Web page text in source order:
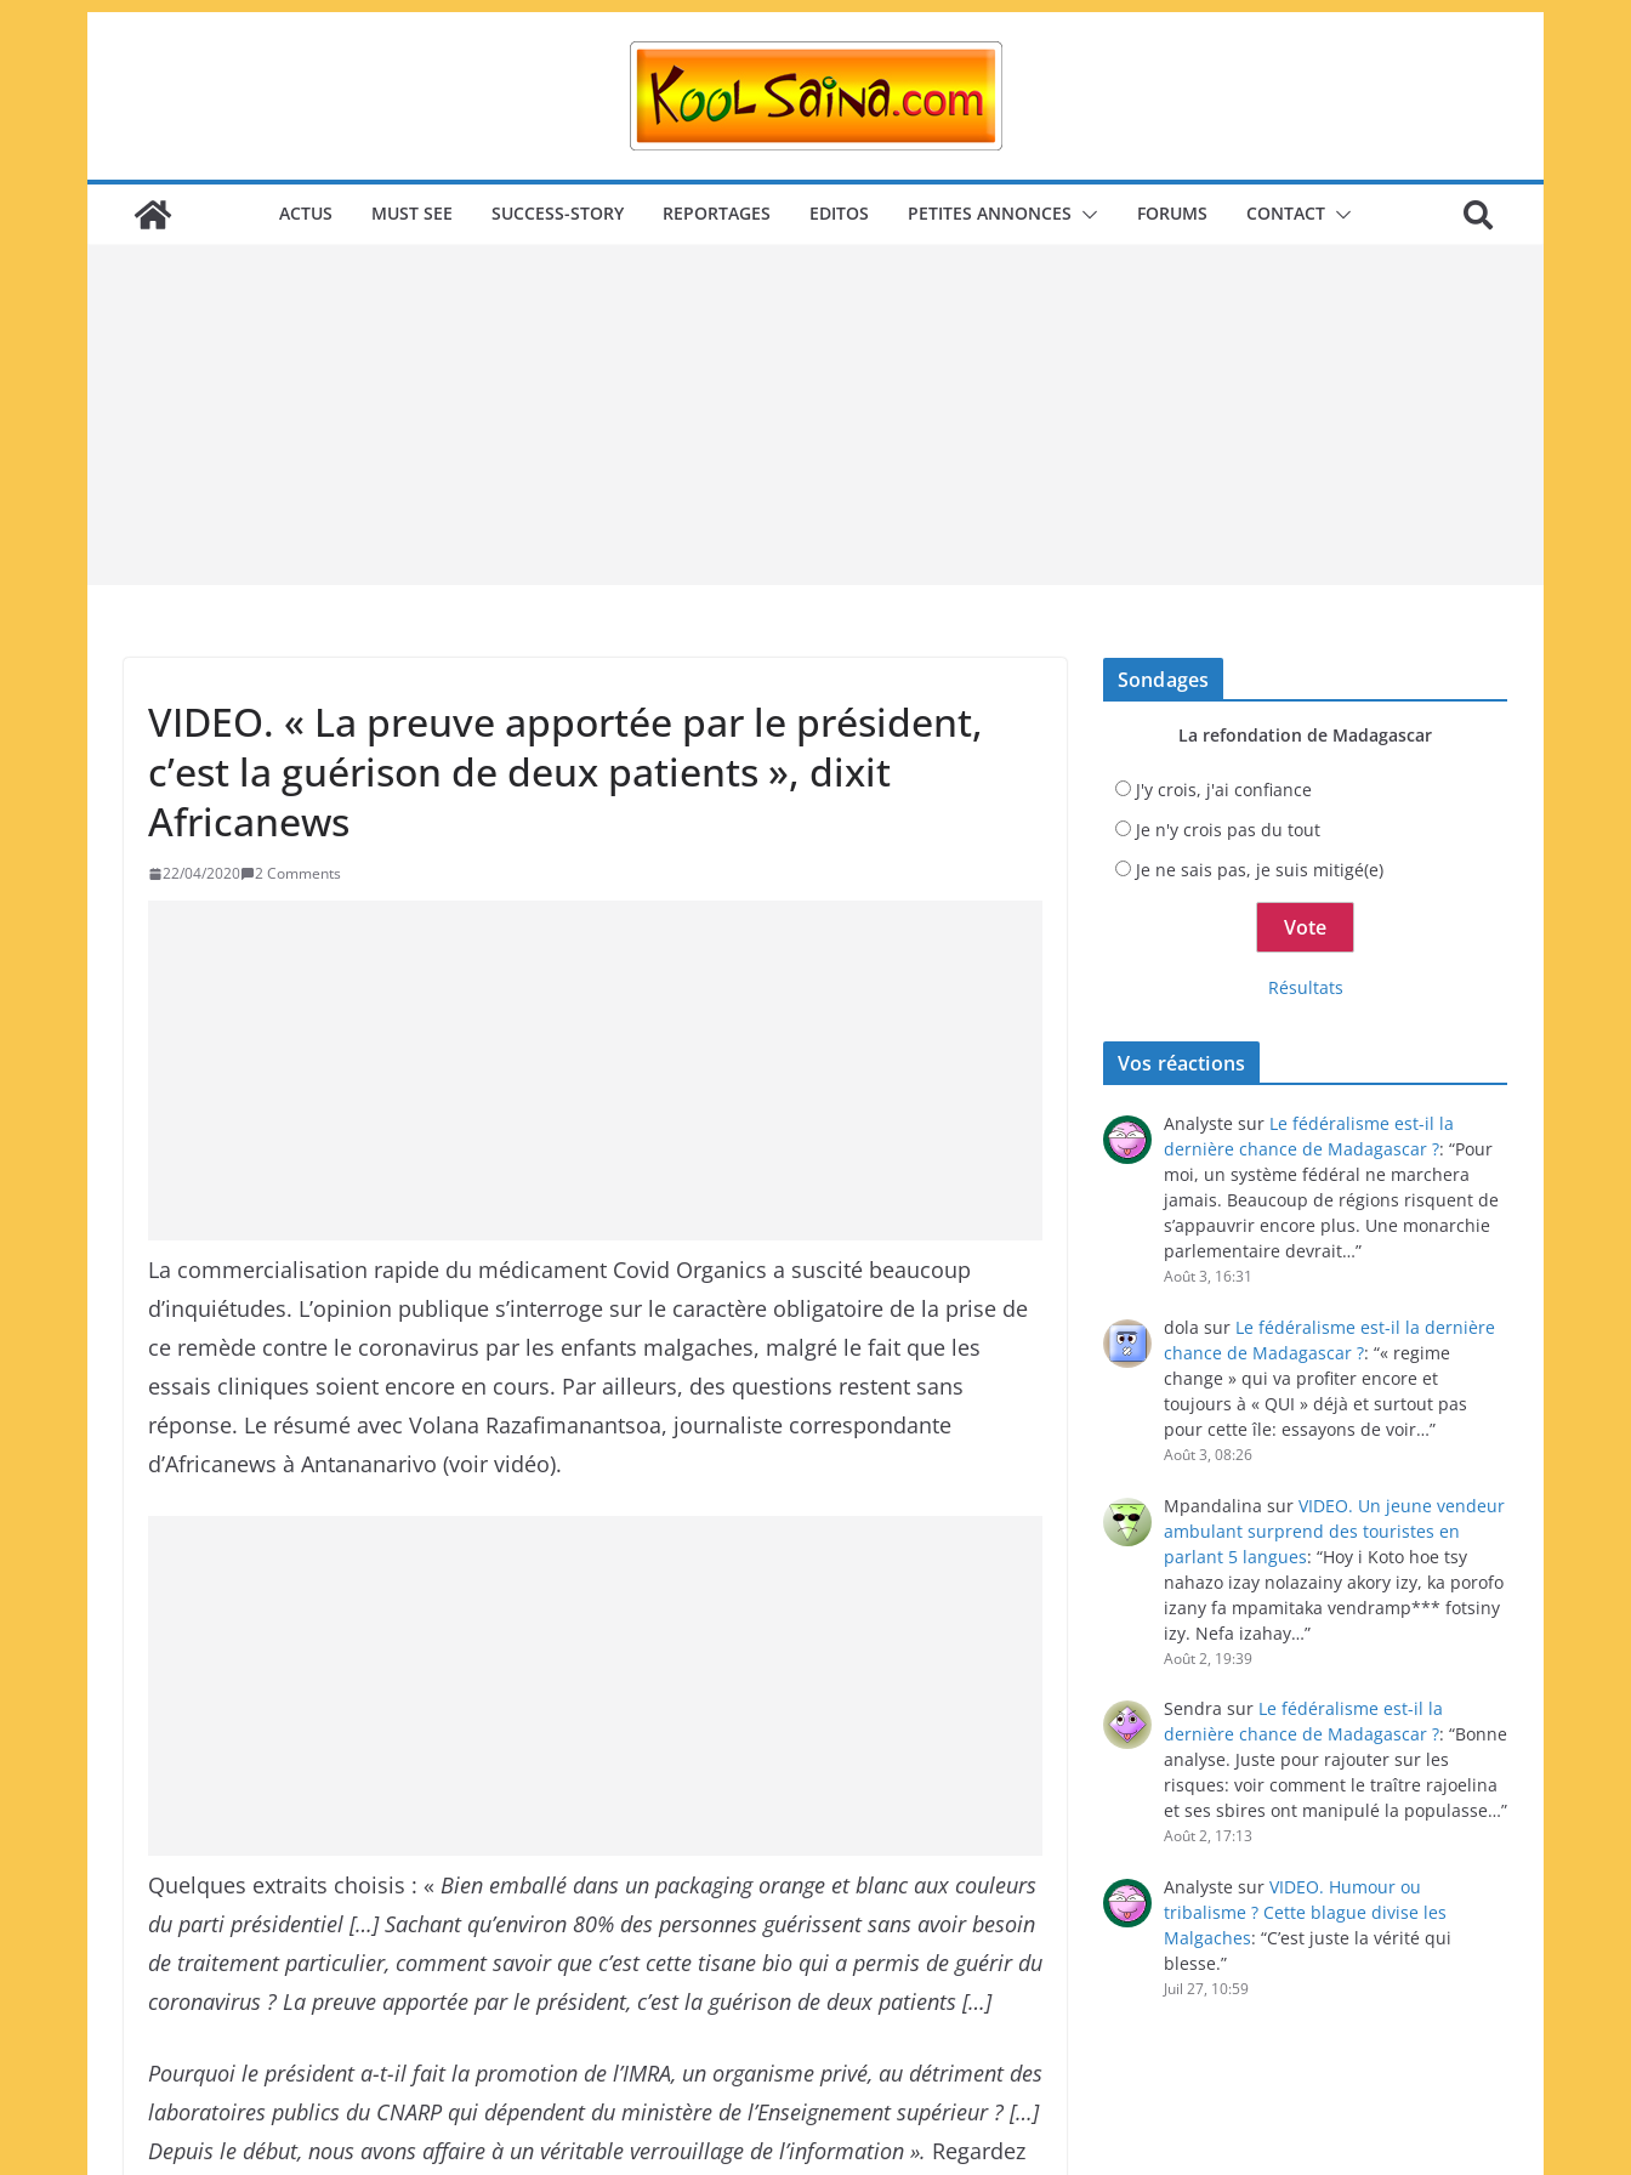
ACTUS MUST SEE SUCCESS-STORY REPORTAGES EDITOS PETITES ANNONCES FORUMS CONTACT
VIDEO. « La preuve apportée par le président,
c’est la guérison de deux patients », dixit
Africanews
22/04/2020 2 Comments
La commercialisation rapide du médicament Covid Organics a suscité beaucoup
d’inquiétudes. L’opinion publique s’interroge sur le caractère obligatoire de la prise de
ce remède contre le coronavirus par les enfants malgaches, malgré le fait que les
essais cliniques soient encore en cours. Par ailleurs, des questions restent sans
réponse. Le résumé avec Volana Razafimanantsoa, journaliste correspondante
d’Africanews à Antananarivo (voir vidéo).
Quelques extraits choisis : « Bien emballé dans un packaging orange et blanc aux couleurs
du parti présidentiel […] Sachant qu’environ 80% des personnes guérissent sans avoir besoin
de traitement particulier, comment savoir que c’est cette tisane bio qui a permis de guérir du
coronavirus ? La preuve apportée par le président, c’est la guérison de deux patients […]
Pourquoi le président a-t-il fait la promotion de l’IMRA, un organisme privé, au détriment des
laboratoires publics du CNARP qui dépendent du ministère de l’Enseignement supérieur ? […]
Depuis le début, nous avons affaire à un véritable verrouillage de l’information ». Regardez
Sondages
La refondation de Madagascar
J'y crois, j'ai confiance
Je n'y crois pas du tout
Je ne sais pas, je suis mitigé(e)
Résultats
Vos réactions
Analyste sur Le fédéralisme est-il la
dernière chance de Madagascar ?: “Pour
moi, un système fédéral ne marchera
jamais. Beaucoup de régions risquent de
s’appauvrir encore plus. Une monarchie
parlementaire devrait…”
Août 3, 16:31
dola sur Le fédéralisme est-il la dernière
chance de Madagascar ?: “« regime
change » qui va profiter encore et
toujours à « QUI » déjà et surtout pas
pour cette île: essayons de voir…”
Août 3, 08:26
Mpandalina sur VIDEO. Un jeune vendeur
ambulant surprend des touristes en
parlant 5 langues: “Hoy i Koto hoe tsy
nahazo izay nolazainy akory izy, ka porofo
izany fa mpamitaka vendramp*** fotsiny
izy. Nefa izahay…”
Août 2, 19:39
Sendra sur Le fédéralisme est-il la
dernière chance de Madagascar ?: “Bonne
analyse. Juste pour rajouter sur les
risques: voir comment le traître rajoelina
et ses sbires ont manipulé la populasse…”
Août 2, 17:13
Analyste sur VIDEO. Humour ou
tribalisme ? Cette blague divise les
Malgaches: “C’est juste la vérité qui
blesse.”
Juil 27, 10:59